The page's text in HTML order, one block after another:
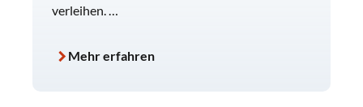
verleihen. …
Mehr erfahren